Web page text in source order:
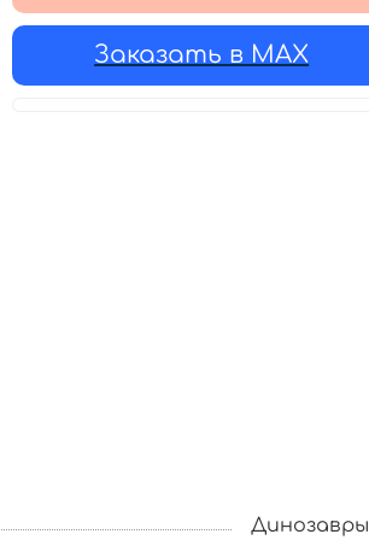
Заказать в MAX
Динозавры